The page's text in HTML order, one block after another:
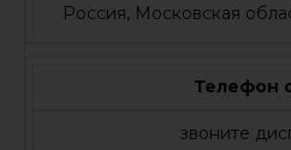
Россия, Московская
Телефон
звоните